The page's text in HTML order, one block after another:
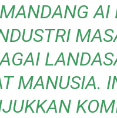
AI
MANUSIA.